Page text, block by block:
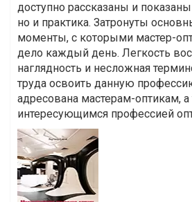
доступно рассказаны и
но и практика. Затронуты
моменты, с которыми мастер-
дело каждый день. Легкость
наглядность и несложная
труда освоить данную
адресована мастерам-оптикам,
интересующимся профессией